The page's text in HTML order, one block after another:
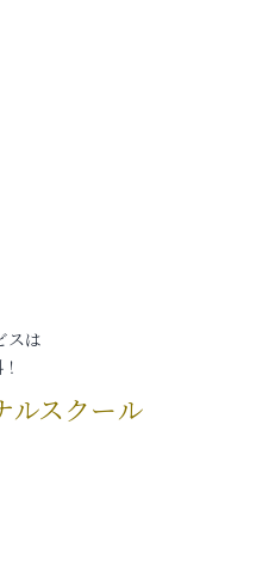
スは
ルスクール